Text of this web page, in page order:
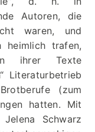
Autoren, die
waren, und
heimlich trafen,
ihrer Texte
Literaturbetrieb
(zum
hatten. Mit
Schwarz